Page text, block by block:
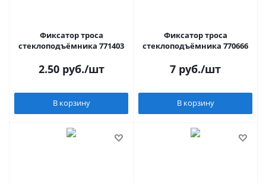
Фиксатор троса
стеклоподъёмника 771403
2.50руб./шт
В корзину
Фиксатор троса
стеклоподъёмника 770666
7 руб./шт
В корзину